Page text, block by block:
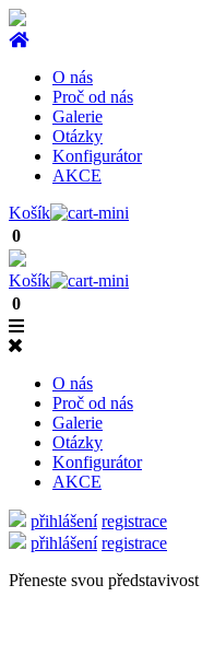
O nás
Proč od nás
Galerie
Otázky
Konfigurátor
AKCE
Košík
0
Košík
0
O nás
Proč od nás
Galerie
Otázky
Konfigurátor
AKCE
přihlášení registrace
přihlášení registrace
Přeneste svou